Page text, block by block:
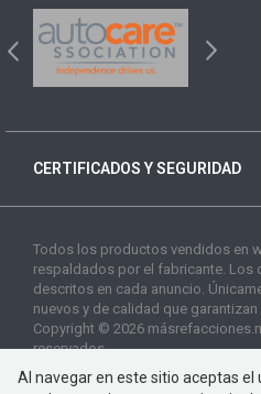
CERTIFICADOS Y SEGURIDAD
Todos los productos vendidos en
respaldados por el fabricante. Los
descritos en cada anuncio.
nuevos y de calidad que
Copyright © 2026
reservados
Al navegar en este sitio aceptas el